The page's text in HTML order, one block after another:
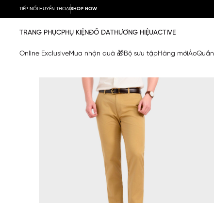
TIẾP NỐI HUYỀN THOẠISHOP NOW
TRANG PHỤCPHỤ KIỆNĐỒ DATHƯƠNG HIỆUACTIVE
Online ExclusiveMua nhận quà 🎁Bộ sưu tậpHàng mớiÁoQuần